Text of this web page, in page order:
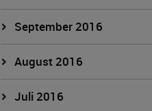
September 2016
August 2016
Juli 2016